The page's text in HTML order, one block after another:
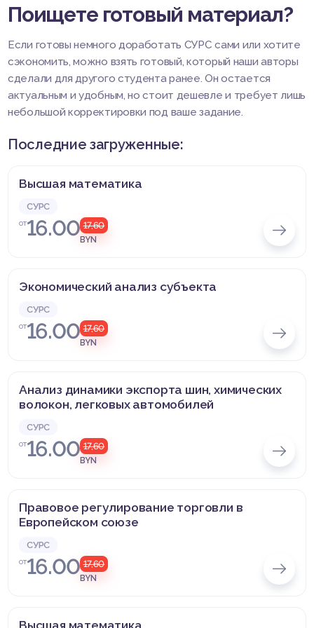
Поищете готовый материал?
Если готовы немного доработать СУРС сами или хотите
сэкономить, можно взять готовый, который наши авторы
сделали для другого студента ранее. Он остается
актуальным и удобным, но стоит дешевле и требует лишь
небольшой корректировки под ваше задание.
Последние загруженные:
Высшая математика
СУРС
от16.00 17,60
BYN
Экономический анализ субъекта
СУРС
от16.00 17,60
BYN
Анализ динамики экспорта шин, химических
волокон, легковых автомобилей
СУРС
от16.00 17,60
BYN
Правовое регулирование торговли в
Европейском союзе
СУРС
от16.00 17,60
BYN